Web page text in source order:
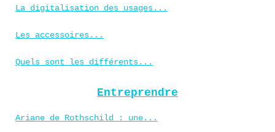
La digitalisation des usages...
Les accessoires...
Quels sont les différents...
Entreprendre
Ariane de Rothschild : une...